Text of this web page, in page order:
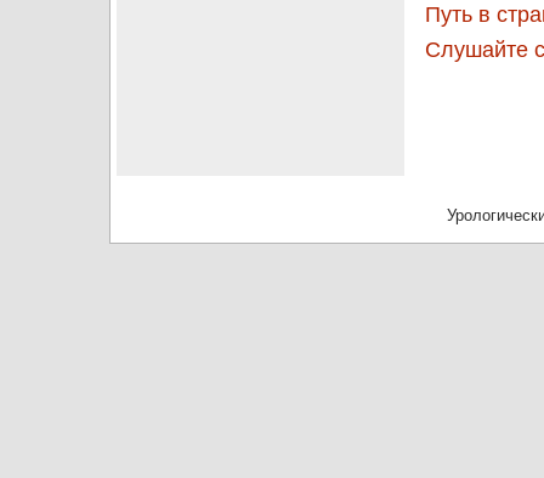
Путь в
Слушайте